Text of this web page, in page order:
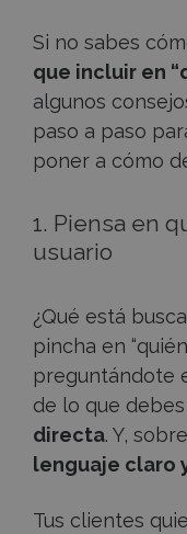
Si no sabes
que incluir en
algunos
paso a paso
poner a cómo
1. Piensa en
usuario
¿Qué está
pincha en
preguntándote
de lo que
directa. Y,
lenguaje claro
Tus clientes